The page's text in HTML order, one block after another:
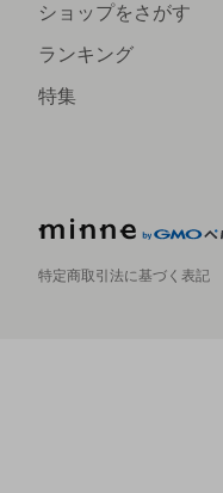
ショップをさがす
ランキング
特集
特定商取引法に基づく表記